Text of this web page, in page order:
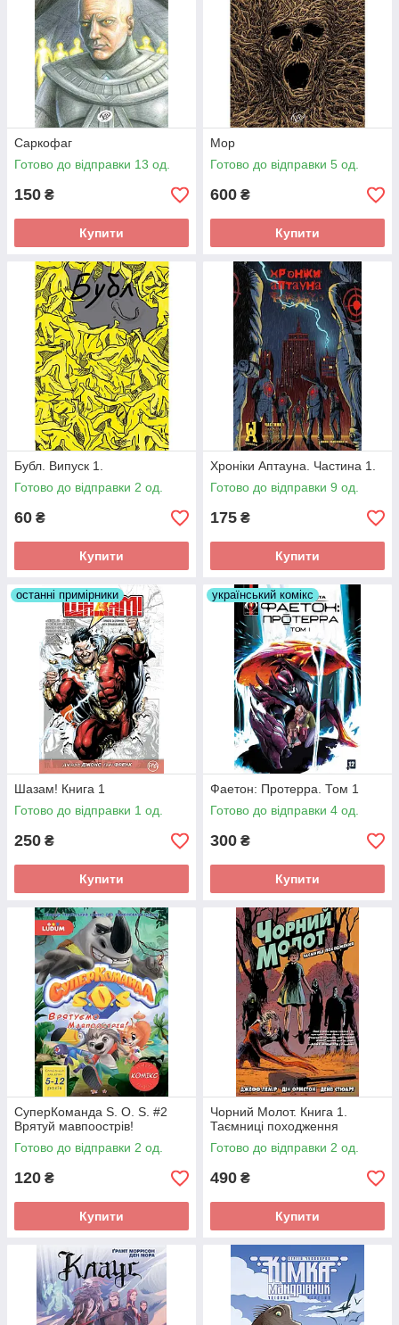
Саркофаг
Готово до відправки 13 од.
150 ₴
Купити
Мор
Готово до відправки 5 од.
600 ₴
Купити
Бубл. Випуск 1.
Готово до відправки 2 од.
60 ₴
Купити
Хроніки Аптауна. Частина 1.
Готово до відправки 9 од.
175 ₴
Купити
останні примірники
Шазам! Книга 1
Готово до відправки 1 од.
250 ₴
Купити
український комікс
Фаетон: Протерра. Том 1
Готово до відправки 4 од.
300 ₴
Купити
СуперКоманда S. O. S. #2
Врятуй мавпоострів!
Готово до відправки 2 од.
120 ₴
Купити
Чорний Молот. Книга 1.
Таємниці походження
Готово до відправки 2 од.
490 ₴
Купити